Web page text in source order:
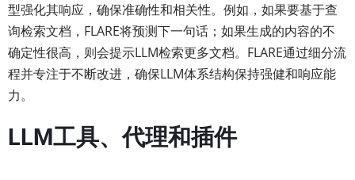
型强化其响应，确保准确性和相关性。例如，如果要基于查
询检索文档，FLARE将预测下一句话；如果生成的内容的不
确定性很高，则会提示LLM检索更多文档。FLARE通过细分流
程并专注于不断改进，确保LLM体系结构保持强健和响应能
力。
LLM工具、代理和插件